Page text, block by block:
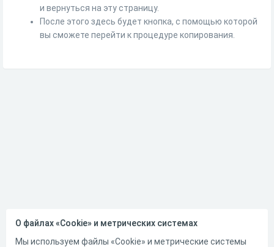
и вернуться на эту страницу.
После этого здесь будет кнопка, с помощью которой
вы сможете перейти к процедуре копирования.
О файлах «Cookie» и метрических системах
Мы используем файлы «Cookie» и метрические системы